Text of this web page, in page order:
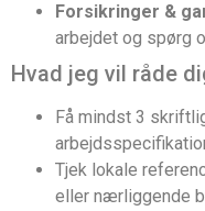
Forsikringer &
arbejdet og spørg
Hvad jeg vil råde
Få mindst 3
Tjek lokale
eller nærliggende